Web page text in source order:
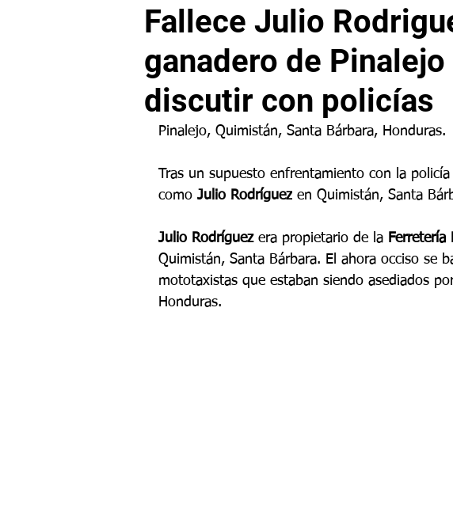
Fallece Julio
ganadero de
discutir con policías
Pinalejo, Quimistán, Santa Bárbara, Honduras.
Tras un supuesto enfrentamiento con la
como Julio Rodríguez en Quimistán, Santa
Julio Rodríguez era propietario de la Ferretería
Quimistán, Santa Bárbara. El ahora occiso se
mototaxistas que estaban siendo asediados
Honduras.